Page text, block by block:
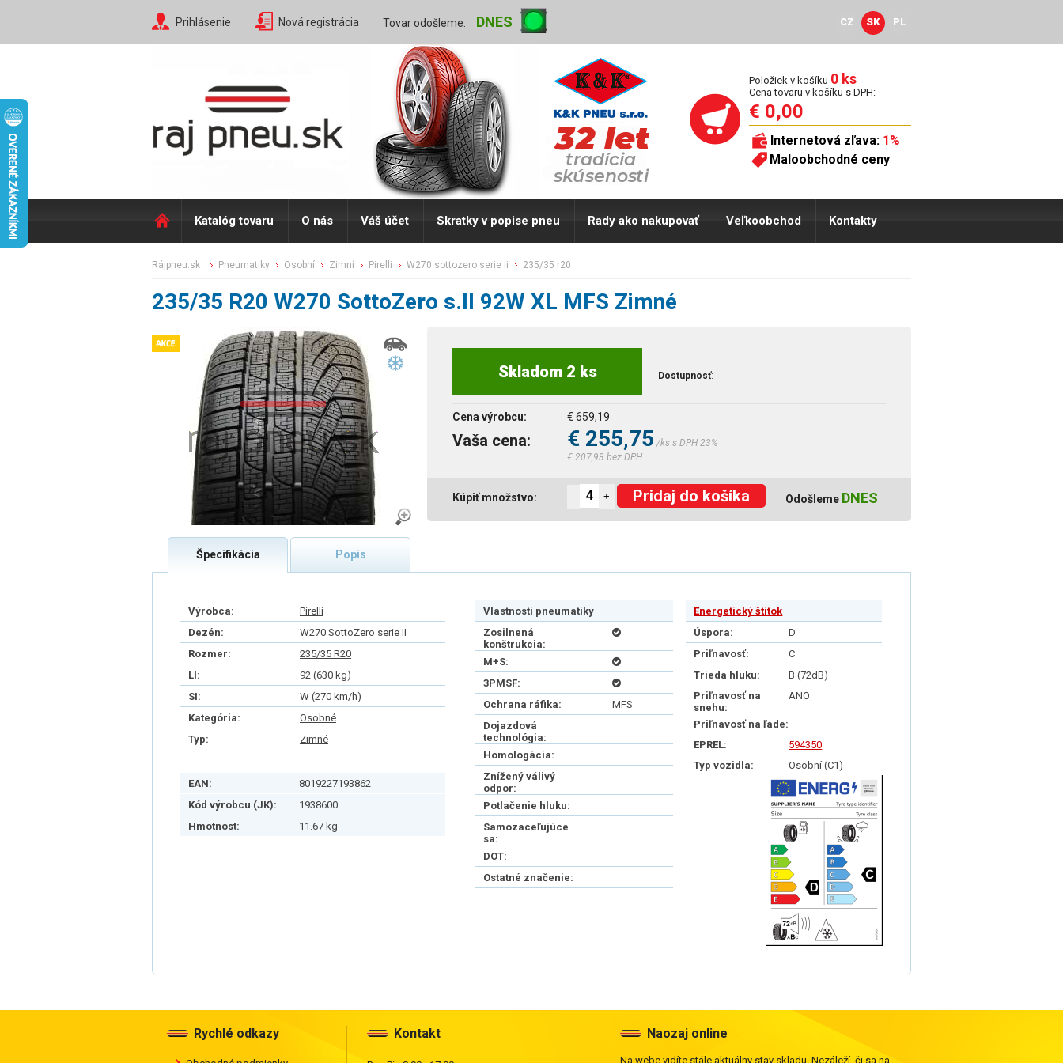
Prihlásenie Nová registrácia Tovar odošleme: DNES CZ SK PL
Položiek v košíku 0 ks
Cena tovaru v košíku s DPH:
€ 0,00
Internetová zľava: 1%
Maloobchodné ceny
Katalóg tovaru O nás Váš účet Skratky v popise pneu Rady ako nakupovať Veľkoobchod Kontakty
rájpneu.sk pneumatiky osobní zimní pirelli w270 sottozero serie ii 235/35 r20
235/35 R20 W270 SottoZero s.II 92W XL MFS Zimné
Skladom 2 ks Dostupnosť:
Cena výrobcu: € 659,19
Vaša cena: € 255,75 /ks s DPH 23%
€ 207,93 bez DPH
Kúpiť množstvo: Odošleme DNES
- + Pridaj do košíka
Špecifikácia Popis
Výrobca:
Pirelli
Dezén:
W270 SottoZero serie II
Rozmer:
235/35 R20
LI:
92 (630 kg)
SI:
W (270 km/h)
Kategória:
Osobné
Typ:
Zimné
EAN:
8019227193862
Kód výrobcu (JK):
1938600
Hmotnost:
11.67 kg
Vlastnosti pneumatiky
Zosilnená
konštrukcia:
M+S:
3PMSF:
Ochrana ráfika:
MFS
Dojazdová
technológia:
Homologácia:
Znížený válivý
odpor:
Potlačenie hluku:
Samozaceľujúce
sa:
DOT:
Ostatné značenie:
Energetický štítok
Úspora:
D
Priľnavosť:
C
Trieda hluku:
B (72dB)
Priľnavosť na
snehu:
ANO
Priľnavosť na ľade:
EPREL:
594350
Typ vozidla:
Osobní (C1)
Rychlé odkazy Kontakt Naozaj online
Na webe vidíte stále aktuálny stav skladu. Nezáleží, či sa na